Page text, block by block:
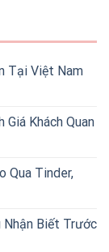
Tại Việt Nam
Khách Quan
Qua Tinder,
Biết Trước